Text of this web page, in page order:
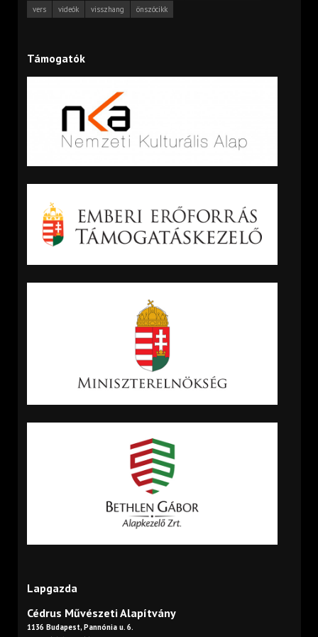
vers
videók visszhang önszócikk
Támogatók
Lapgazda
Cédrus Művészeti Alapítvány
1136 Budapest, Pannónia u. 6.